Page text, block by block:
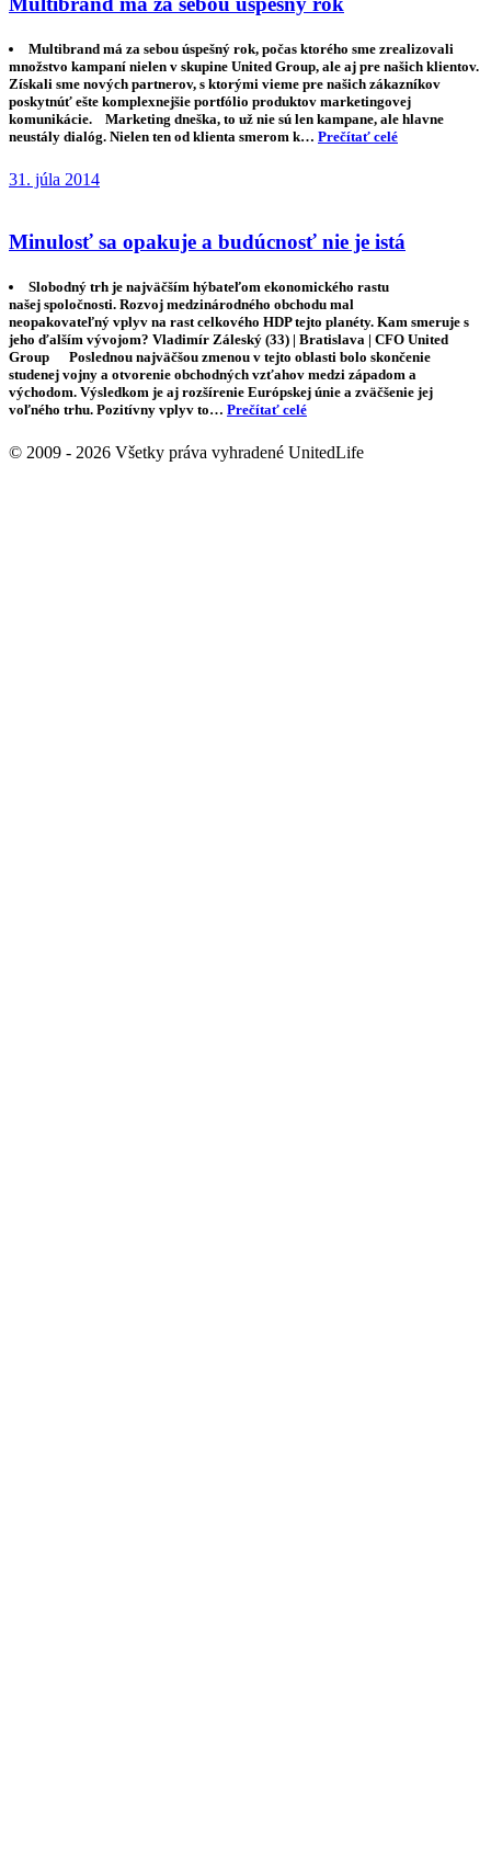
Rozmermi, dizajnom, motorom aj jazdou samotnou. Segment menších
kombi vozidiel dnes nenachádza veľa reprezentantov, sú nimi iba Škoda
Fabia Combi, Seat Ibiza ST a naše Clio Grandtour. Spomedzi nich pôsobí
Renault najmodernejším dojmom, za čo vďačí nielen tvarovaniu karosérie
a prednej masky, ale aj interiéru samotnému. Práve vďaka nim
a cenovej dostupnosti je toto charizmatické vozidlo silným konkurentom
Prečítať celé
31. júla 2014
Multibrand má za sebou úspešný rok
Multibrand má za sebou úspešný rok, počas ktorého sme zrealizovali
množstvo kampaní nielen v skupine United Group, ale aj pre našich klientov.
Získali sme nových partnerov, s ktorými vieme pre našich zákazníkov
poskytnúť ešte komplexnejšie portfólio produktov marketingovej
komunikácie. Marketing dneška, to už nie sú len kampane, ale hlavne
neustály dialóg. Nielen ten od klienta smerom k…Prečítať celé